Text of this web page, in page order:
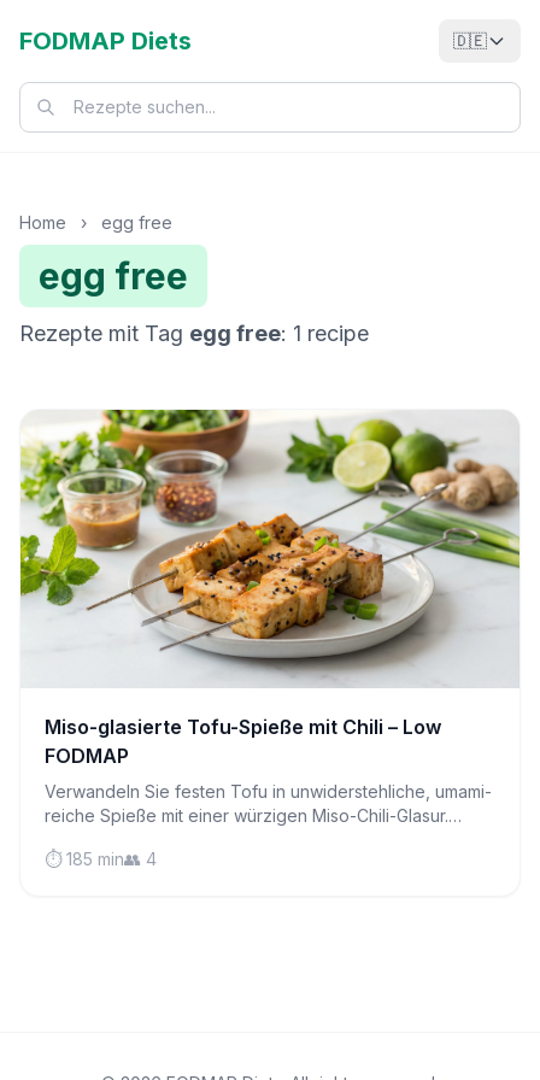
FODMAP Diets 🇩🇪
Home › egg free
egg free
Rezepte mit Tag egg free: 1 recipe
Miso-glasierte Tofu-Spieße mit Chili – Low
FODMAP
Verwandeln Sie festen Tofu in unwiderstehliche, umami-
reiche Spieße mit einer würzigen Miso-Chili-Glasur.
begeistern.
⏱️ 185 min👥 4